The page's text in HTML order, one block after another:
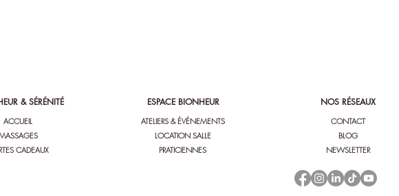
ACCUEIL
CADEAUX
NOS RÉSEAUX
ATELIERS & ÉVÉNEMENTS
LOCATION SALLE
PRATICIENNES
CONTACT
BLOG
NEWSLETTER
& SÉRÉNITÉ ESPACE BIONHEUR